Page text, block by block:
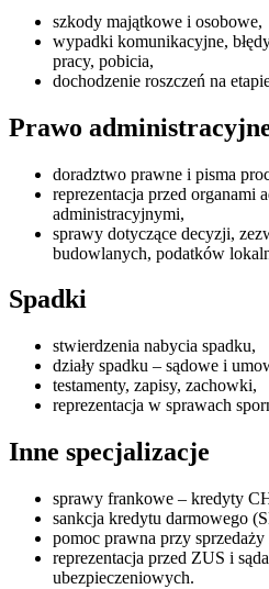
szkody majątkowe i osobowe,
wypadki komunikacyjne,
pracy, pobicia,
dochodzenie roszczeń na
Prawo
doradztwo prawne i pisma
reprezentacja przed organami
administracyjnymi,
sprawy dotyczące decyzji,
budowlanych, podatków
Spadki
stwierdzenia nabycia spadku,
działy spadku – sądowe i
testamenty, zapisy, zachowki,
reprezentacja w sprawach
Inne specjalizacje
sprawy frankowe – kredyty
sankcja kredytu darmowego
pomoc prawna przy
reprezentacja przed ZUS i
ubezpieczeniowych.